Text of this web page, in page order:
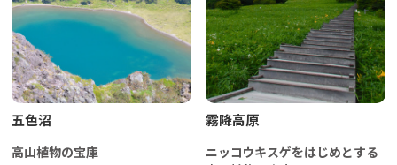
五色沼
高山植物の宝庫
霧降高原
ニッコウキスゲをはじめとする